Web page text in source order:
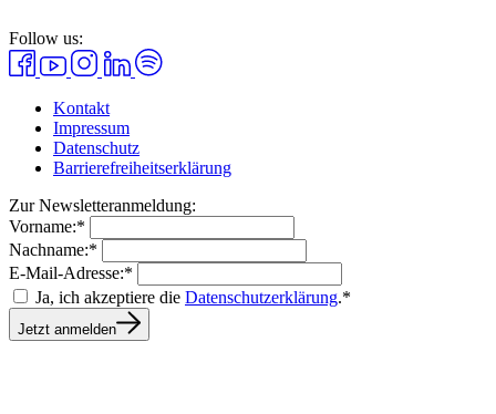
Follow us:
Kontakt
Impressum
Datenschutz
Barrierefreiheitserklärung
Zur Newsletteranmeldung:
Vorname:*
Nachname:*
E-Mail-Adresse:*
Ja, ich akzeptiere die Datenschutzerklärung.*
Jetzt anmelden